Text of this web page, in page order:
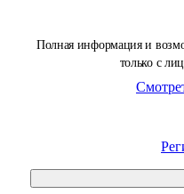
Полная информация и
только с